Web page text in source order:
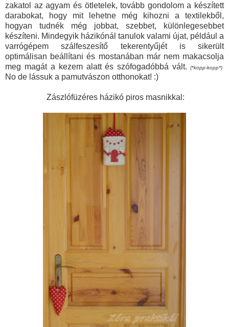
zakatol az agyam és ötletelek, tovább gondolom a készített
darabokat, hogy mit lehetne még kihozni a textilekből,
hogyan tudnék még jobbat, szebbet, különlegesebbet
készíteni. Mindegyik házikónál tanulok valami újat, például a
varrógépem szálfeszesítő tekerentyűjét is sikerült
optimálisan beállítani és mostanában már nem makacsolja
meg magát a kezem alatt és szófogadóbbá vált.
(*kopp-kopp*)
No de lássuk a pamutvászon otthonokat! :)
Zászlófüzéres házikó piros masnikkal: